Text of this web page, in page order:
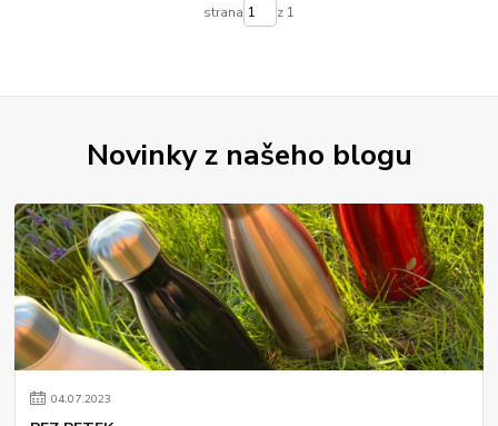
strana z 1
Novinky z našeho blogu
04.07.2023